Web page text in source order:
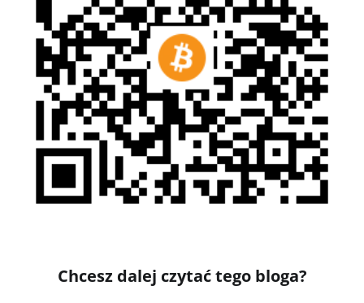
Chcesz dalej czytać tego bloga?